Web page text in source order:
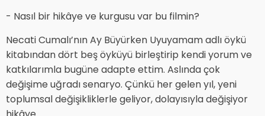
- Nasıl bir hikâye ve kurgusu var bu filmin?
Necati Cumalı’nın Ay Büyürken Uyuyamam adlı öykü
kitabından dört beş öyküyü birleştirip kendi yorum ve
katkılarımla bugüne adapte ettim. Aslında çok
değişime uğradı senaryo. Çünkü her gelen yıl, yeni
toplumsal değişikliklerle geliyor, dolayısıyla değişiyor